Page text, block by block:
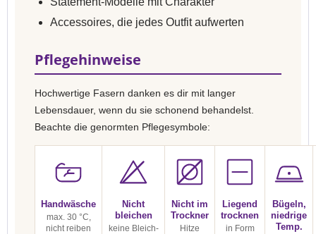
Accessoires, die jedes Outfit aufwerten
Pflegehinweise
Hochwertige Fasern danken es dir mit langer
Lebensdauer, wenn du sie schonend behandelst.
Beachte die genormten Pflegesymbole:
Handwäsche
max. 30 °C,
nicht reiben
Nicht
bleichen
keine Bleich-
Nicht im
Trockner
Hitze
Liegend
trocknen
in Form
Bügeln,
niedrige
Temp.